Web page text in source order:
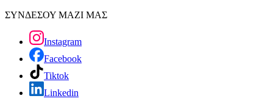
ΣΥΝΔΕΣΟΥ ΜΑΖΙ ΜΑΣ
Instagram
Facebook
Tiktok
Linkedin